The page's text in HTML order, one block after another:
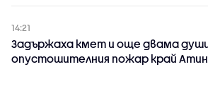
14:21
Задържаха кмет и още двама
опустошителния пожар край